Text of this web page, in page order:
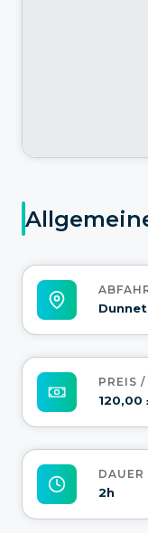
PREIS /
120,00
DAUER
2h